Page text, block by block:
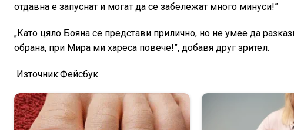
отдавна е запуснат и могат да се забележат много минуси!”
„Като цяло Бояна се представи прилично, но не умее да
обрана, при Мира ми хареса повече!”, добавя друг зрител.
Източник:Фейсбук